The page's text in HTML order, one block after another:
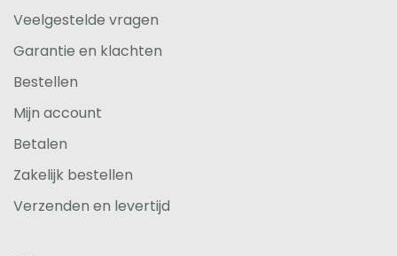
Veelgestelde vragen
Garantie en klachten
Bestellen
Mijn account
Betalen
Zakelijk bestellen
Verzenden en levertijd